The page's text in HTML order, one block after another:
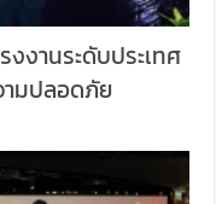
งงานระดับประเทศ
มปลอดภัย